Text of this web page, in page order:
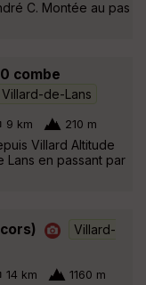
C. Montée au pas
combe
Villard-de-Lans
9 km 210 m
Villard Altitude
Lans en passant par
Villard-
14 km 1160 m